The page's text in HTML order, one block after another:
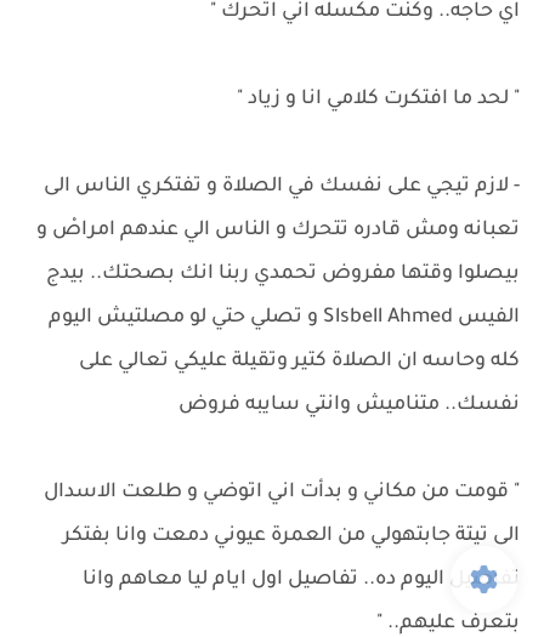
اي حاجه.. وكنت مكسله اني اتحرك "
" لحد ما افتكرت كلامي انا و زياد "
- لازم تيجي على نفسك في الصلاة و تفتكري الناس الى
تعبانه ومش قادره تتحرك و الناس الي عندهم امراصْ و
بيصلوا وقتها مفروض تحمدي ربنا انك بصحتك.. بيدج
الفيس Slsbell Ahmed و تصلي حتي لو مصلتيش اليوم
كله وحاسه ان الصلاة كتير وتقيلة عليكي تعالي على
نفسك.. متناميش وانتي سايبه فروض
" قومت من مكاني و بدأت اني اتوضي و طلعت الاسدال
الى تيتة جابتهولي من العمرة عيوني دمعت وانا بفتكر
تفاصيل اليوم ده.. تفاصيل اول ايام ليا معاهم وانا
بتعرف عليهم.. "